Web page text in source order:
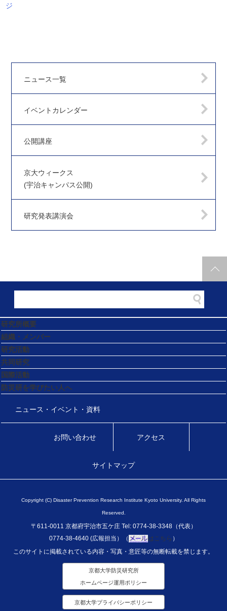
ジ
ニュース一覧
イベントカレンダー
公開講座
京大ウィークス
(宇治キャンパス公開)
研究発表講演会
研究所概要
組織・メンバー
研究活動
共同研究
国際活動
防災研を学びたい人へ
ニュース・イベント・資料
お問い合わせ アクセス
サイトマップ
Copyright (C) Disaster Prevention Research Institute Kyoto University. All Rights
Reserved.
〒611-0011 京都府宇治市五ケ庄 Tel: 0774-38-3348（代表）
0774-38-4640 (広報担当）（
はこちら ）
このサイトに掲載されている内容・写真・意匠等の無断転載を禁じます。
京都大学防災研究所
ホームページ運用ポリシー
京都大学プライバシーポリシー